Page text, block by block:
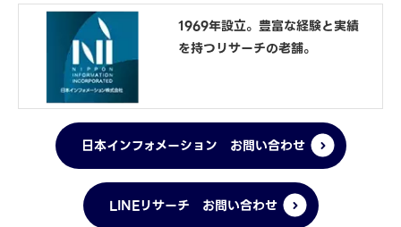
1969年設立。豊富な経験と実績
を持つリサーチの老舗。
日本インフォメーション お問い合わせ
LINEリサーチ お問い合わせ